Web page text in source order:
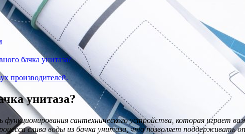
бачка унитаза?
производителей.
унитаза?
сантехнического устройства, которая играет
слива воды из бачка унитаза, что позволяет поддерживать